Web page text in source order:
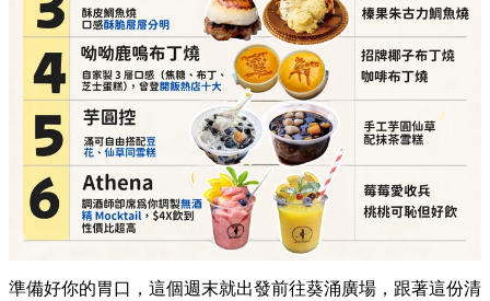
準備好你的胃口，這個週末就出發前往葵涌廣場，跟著這份清